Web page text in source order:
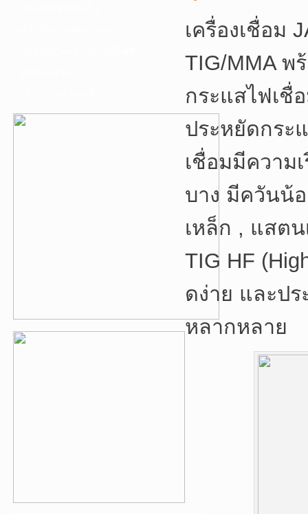
เครื่องเชื่อม
TIG/MMA พ
กระแสไฟเชื่
ประหยัดกร
เชื่อมมีความ
บาง มีควันน้
เหล็ก , แสต
TIG HF
ดง่าย และป
หลากหลาย